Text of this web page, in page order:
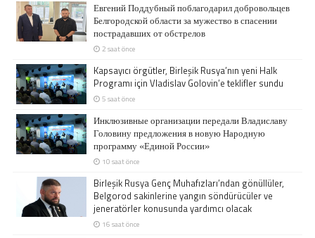
Евгений Поддубный поблагодарил добровольцев
Белгородской области за мужество в спасении
пострадавших от обстрелов
2 saat önce
Kapsayıcı örgütler, Birleşik Rusya’nın yeni Halk
Programı için Vladislav Golovin’e teklifler sundu
5 saat önce
Инклюзивные организации передали Владиславу
Головину предложения в новую Народную
программу «Единой России»
10 saat önce
Birleşik Rusya Genç Muhafızları’ndan gönüllüler,
Belgorod sakinlerine yangın söndürücüler ve
jeneratörler konusunda yardımcı olacak
16 saat önce